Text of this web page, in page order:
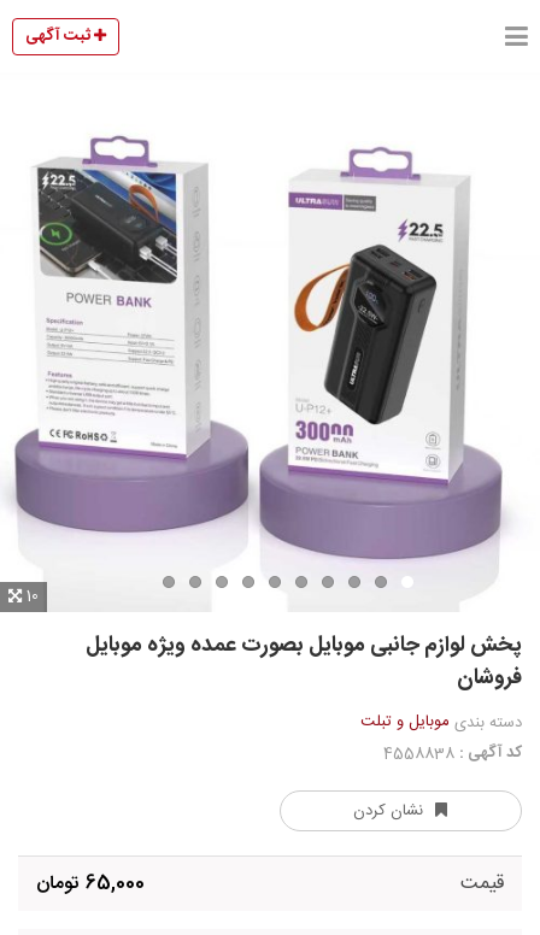
ثبت آگهی
10
پخش لوازم جانبی موبایل بصورت عمده ویژه موبایل
فروشان
دسته بندی موبایل و تبلت
کد آگهی :
نشان کردن
قیمت 65,000 تومان